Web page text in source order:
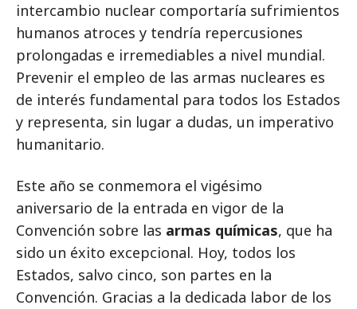
intercambio nuclear comportaría sufrimientos
humanos atroces y tendría repercusiones
prolongadas e irremediables a nivel mundial.
Prevenir el empleo de las armas nucleares es
de interés fundamental para todos los Estados
y representa, sin lugar a dudas, un imperativo
humanitario.
Este año se conmemora el vigésimo
aniversario de la entrada en vigor de la
Convención sobre las armas químicas, que ha
sido un éxito excepcional. Hoy, todos los
Estados, salvo cinco, son partes en la
Convención. Gracias a la dedicada labor de los